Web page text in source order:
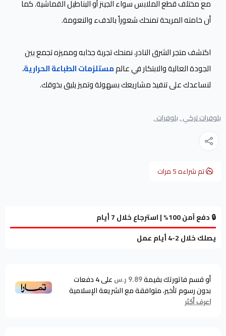
مع مختلف قطع الملابس سواء الجينز أو البناطيل القماشية. كما
أن خامته المريحة تمنحك شعوراً بالدفء والنعومة.
اكتشف متجر الشرق النادر، نمنحك تجربة جذابه ومميزه تجمع بين
الجودة العالية والابتكار في عالممستلزمات الطباعة الحرارية،
لنساعدك على تنفيذ مشاريعك بسهولة وتميز يليق بذوقك.
بلوفرات تركي ,بلوفرات ,
تم شراءه5مرات
🔒 دفع آمن 100% | استرجاع خلال 7 أيام
يصلك خلال 2-4 أيام عمل
أو قسم فاتورتك بقيمة9.89 ر.س على4دفعات
بدون رسوم تأخير، متوافقة مع الشريعة الإسلامية
اعرف أكثر